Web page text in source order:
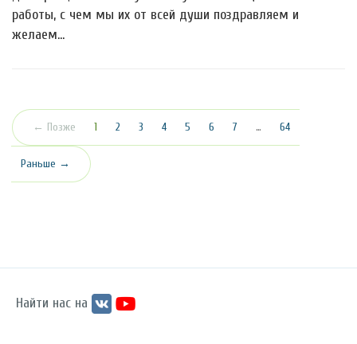
работы, с чем мы их от всей души поздравляем и
желаем…
← Позже 1 (текущая)
2 3 4 5 6 7 … 64
Раньше →
Найти нас на